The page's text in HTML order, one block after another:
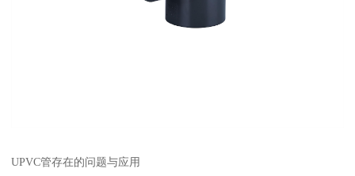
UPVC管存在的问题与应用